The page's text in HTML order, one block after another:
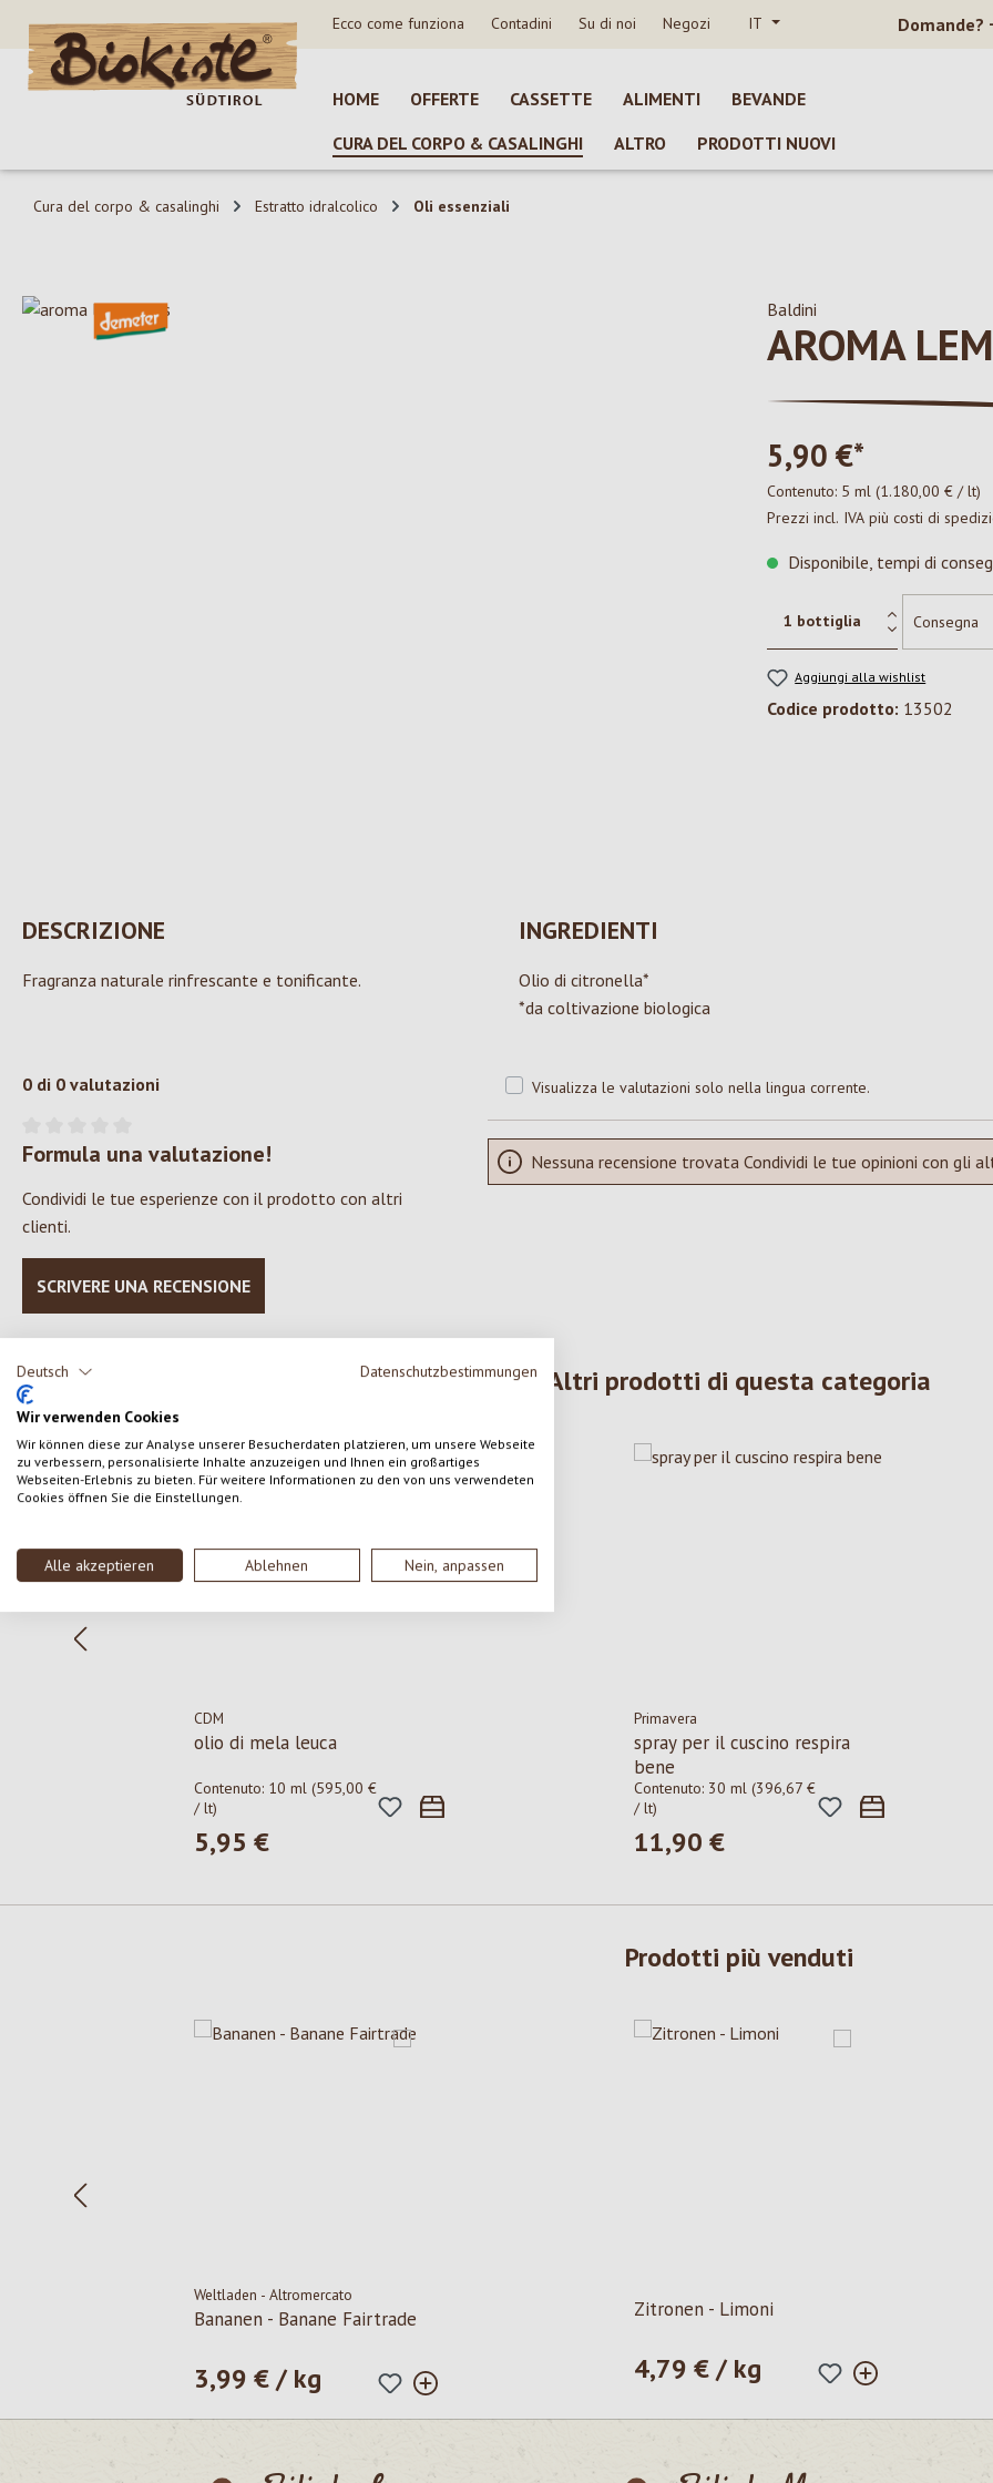
Deutsch Datenschutzbestimmungen
Wir verwenden Cookies
Wir können diese zur Analyse unserer Besucherdaten platzieren, um unsere Webseite
zu verbessern, personalisierte Inhalte anzuzeigen und Ihnen ein großartiges
Webseiten-Erlebnis zu bieten. Für weitere Informationen zu den von uns verwendeten
Cookies öffnen Sie die Einstellungen.
Alle akzeptieren Ablehnen Nein, anpassen
al contenuto principale
Salta alla ricerca
Passa alla navigazione principale Ecco come funziona Contadini Su di noi Negozi IT Domande?
HOME OFFERTE CASSETTE ALIMENTI
BEVANDE
CURA DEL CORPO & CASALINGHI
ALTRO PRODOTTI NUOVI
Cura del corpo & casalinghi Estratto idralcolico Oli essenziali
Salta la galleria di immagini Baldini
AROMA
5,90 €*
Contenuto: 5 ml (1.180,00 € / lt)
Prezzi incl. IVA più costi di
Disponibile, tempi di
Aggiungi alla wishlist
Codice prodotto: 13502
DESCRIZIONE
Fragranza naturale rinfrescante e tonificante.
INGREDIENTI
Olio di citronella*
*da coltivazione biologica
0 di 0 valutazioni
Valutazione media di 0 su 5 stelle
Formula una valutazione!
Condividi le tue esperienze con il prodotto con altri
clienti.
SCRIVERE UNA RECENSIONE
Visualizza le valutazioni solo nella lingua corrente.
Nessuna recensione trovata Condividi le tue opinioni con gli
Altri prodotti di questa categoria
Salta la galleria dei prodotti
CDM
olio di mela leuca
Contenuto: 10 ml(595,00 €
/ lt)
Prezzo normale:
5,95 €
Primavera
spray per il cuscino respira
bene
Contenuto: 30 ml (396,67 €
/ lt)
Prezzo normale:
11,90 €
Prodotti più venduti
Weltladen - Altromercato
Bananen - Banane Fairtrade
Prezzo normale:
3,99 € / kg
Zitronen - Limoni
Prezzo normale:
4,79 € / kg